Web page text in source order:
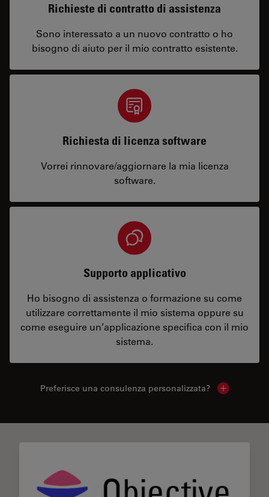
Richieste di contratto di assistenza
Sono interessato a un nuovo contratto o ho
bisogno di aiuto per il mio contratto esistente.
Richiesta di licenza software
Vorrei rinnovare/aggiornare la mia licenza
software.
Supporto applicativo
Ho bisogno di assistenza o formazione su come
utilizzare correttamente il mio sistema oppure su
come eseguire un’applicazione specifica con il mio
sistema.
Preferisce una consulenza personalizzata? Show local